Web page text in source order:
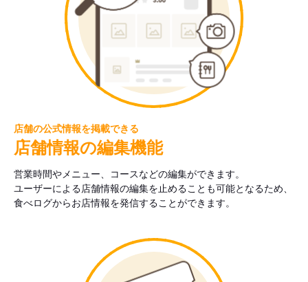
店舗の公式情報を掲載できる
店舗情報の編集機能
営業時間やメニュー、コースなどの編集ができます。
ユーザーによる店舗情報の編集を止めることも可能となるため、
食べログからお店情報を発信することができます。